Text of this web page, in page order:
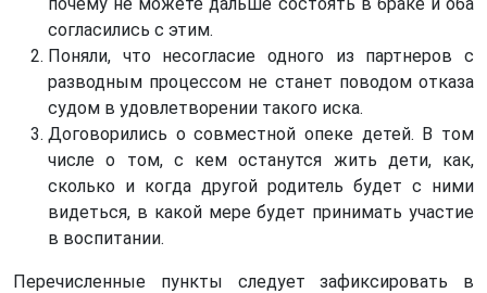
согласились с этим.
Поняли, что несогласие одного из партнеров с
разводным процессом не станет поводом отказа
судом в удовлетворении такого иска.
Договорились о совместной опеке детей. В том
числе о том, с кем останутся жить дети, как,
сколько и когда другой родитель будет с ними
видеться, в какой мере будет принимать участие
в воспитании.
Перечисленные пункты следует зафиксировать в